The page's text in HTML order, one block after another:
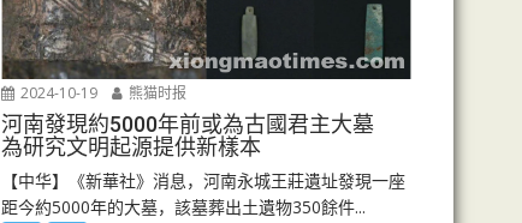
2024-10-19 熊猫时报
河南發現約5000年前或為古國君主大墓
為研究文明起源提供新樣本
【中华】《新華社》消息，河南永城王莊遺址發現一座
距今約5000年的大墓，該墓葬出土遺物350餘件...